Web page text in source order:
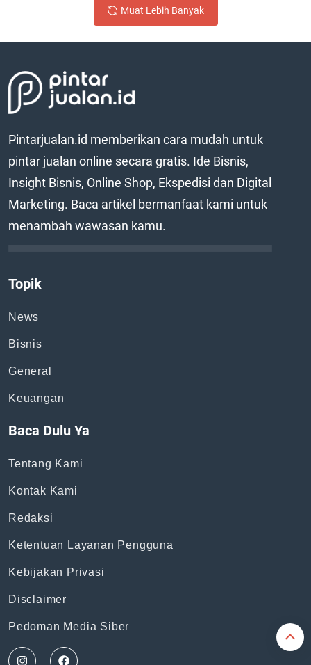
Muat Lebih Banyak
Pintarjualan.id memberikan cara mudah untuk
pintar jualan online secara gratis. Ide Bisnis,
Insight Bisnis, Online Shop, Ekspedisi dan Digital
Marketing. Baca artikel bermanfaat kami untuk
menambah wawasan kamu.
Topik
News
Bisnis
General
Keuangan
Baca Dulu Ya
Tentang Kami
Kontak Kami
Redaksi
Ketentuan Layanan Pengguna
Kebijakan Privasi
Disclaimer
Pedoman Media Siber